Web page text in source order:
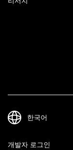
개발자 로그인